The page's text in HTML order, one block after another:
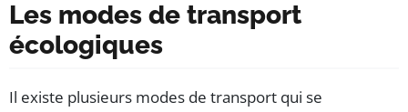
Les modes de transport
écologiques
Il existe plusieurs modes de transport qui se